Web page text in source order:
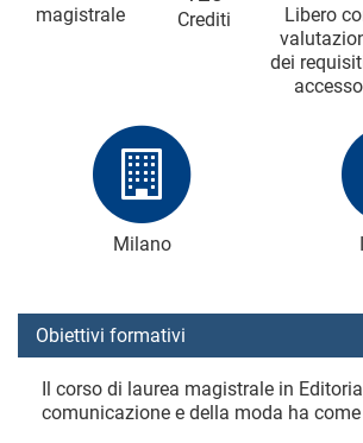
magistrale
Crediti
Libero
dei
accesso
Milano
Obiettivi formativi
Il corso di laurea magistrale in
comunicazione e della moda ha